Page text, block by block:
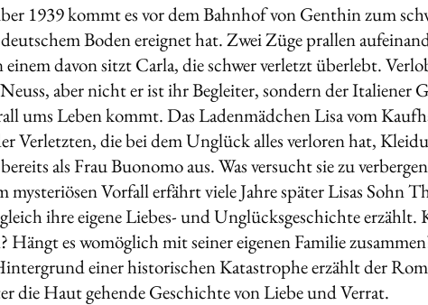
1939 kommt es vor dem Bahnhof von Genthin zum
Boden ereignet hat. Zwei Züge prallen
einem davon sitzt Carla, die schwer verletzt überlebt.
aber nicht er ist ihr Begleiter, sondern der Italiener
ums Leben kommt. Das Ladenmädchen Lisa vom
Verletzten, die bei dem Unglück alles verloren hat,
als Frau Buonomo aus. Was versucht sie zu
mysteriösen Vorfall erfährt viele Jahre später Lisas Sohn
ihre eigene Liebes- und Unglücksgeschichte erzählt.
Hängt es womöglich mit seiner eigenen Familie
einer historischen Katastrophe erzählt der
die Haut gehende Geschichte von Liebe und Verrat.